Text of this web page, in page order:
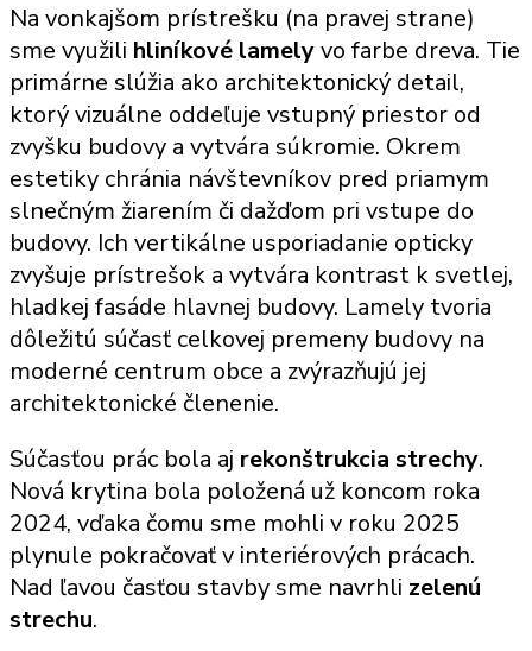
Na vonkajšom prístrešku (na pravej strane)
sme využili hliníkové lamelyvo farbe dreva. Tie
primárne slúžia ako architektonický detail,
ktorý vizuálne oddeľuje vstupný priestor od
zvyšku budovy a vytvára súkromie. Okrem
estetiky chránia návštevníkov pred priamym
slnečným žiarením či dažďom pri vstupe do
budovy. Ich vertikálne usporiadanie opticky
zvyšuje prístrešok a vytvára kontrast k svetlej,
hladkej fasáde hlavnej budovy. Lamely tvoria
dôležitú súčasť celkovej premeny budovy na
moderné centrum obce a zvýrazňujú jej
architektonické členenie.
Súčasťou prác bola aj rekonštrukcia strechy.
Nová krytina bola položená už koncom roka
2024, vďaka čomu sme mohli v roku 2025
plynule pokračovať v interiérových prácach.
Nad ľavou časťou stavby sme navrhli zelenú
strechu.